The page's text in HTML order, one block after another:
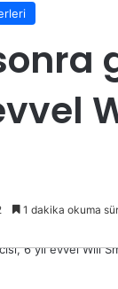
1 dakika okuma